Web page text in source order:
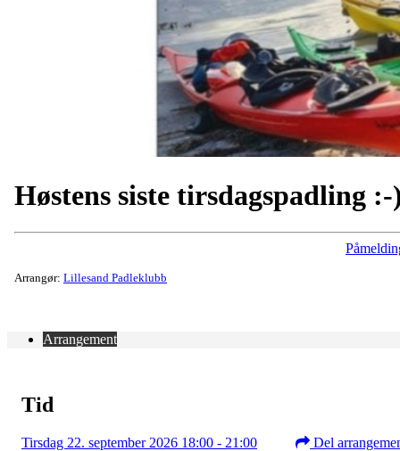
Høstens siste tirsdagspadling :-
Arrangør: Lillesand Padleklubb
Arrangement
Tid
Tirsdag 22. september 2026 18:00 - 21:00 Del